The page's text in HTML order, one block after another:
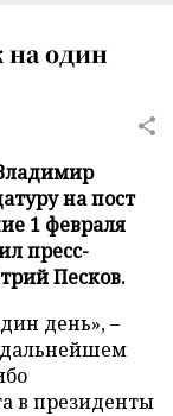
на один
на пост
1 февраля
пресс-
Песков.
день», –
дальнейшем
в президенты